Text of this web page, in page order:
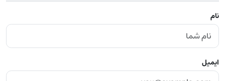
نام
ایمیل